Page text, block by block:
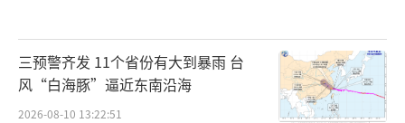
三预警齐发 11个省份有大到暴雨 台
风“白海豚”逼近东南沿海
2026-08-10 13:22:51